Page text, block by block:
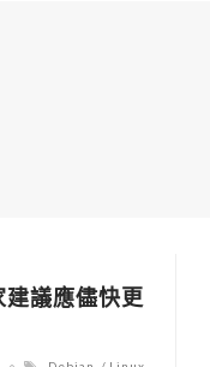
議應儘快更